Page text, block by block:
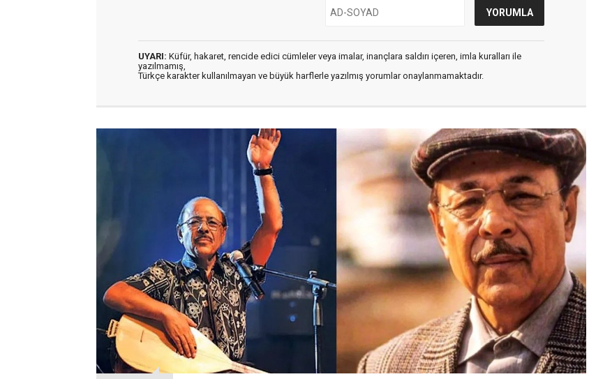
UYARI: Küfür, hakaret, rencide edici cümleler veya imalar, inançlara saldırı içeren, imla kuralları ile
yazılmamış,
Türkçe karakter kullanılmayan ve büyük harflerle yazılmış yorumlar onaylanmamaktadır.